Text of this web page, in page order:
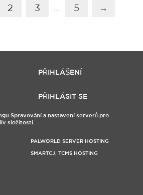
2 3 5 →
PŘIHLÁŠENÍ
PŘIHLÁSIT SE
Spravování a nastavení serverů pro
složitosti.
PALWORLD SERVER HOSTING
SMARTCJ, TCMS HOSTING